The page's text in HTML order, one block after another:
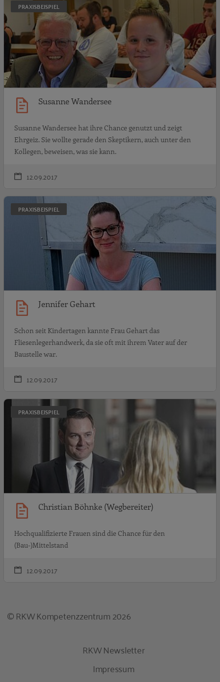
PRAXISBEISPIEL
Susanne Wandersee
Susanne Wandersee hat ihre Chance genutzt und zeigt
Ehrgeiz. Sie wollte gerade den Skeptikern, auch unter den
Kollegen, beweisen, was sie kann.
12.09.2017
PRAXISBEISPIEL
Jennifer Gehart
Schon seit Kindertagen kannte Frau Gehart das
Fliesenlegerhandwerk, da sie oft mit ihrem Vater auf der
Baustelle war.
12.09.2017
PRAXISBEISPIEL
Christian Böhnke (Wegbereiter)
Hochqualifizierte Frauen sind die Chance für den
(Bau-)Mittelstand
12.09.2017
© RKW Kompetenzzentrum 2026
RKW Newsletter
Impressum